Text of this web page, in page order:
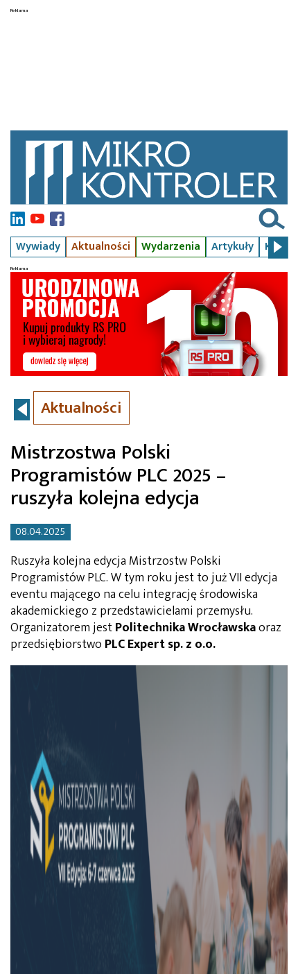
Wywiady Aktualności Wydarzenia Artykuły Kursy
Aktualności
Mistrzostwa Polski
Programistów PLC 2025 –
ruszyła kolejna edycja
08.04.2025
Ruszyła kolejna edycja Mistrzostw Polski
Programistów PLC. W tym roku jest to już VII edycja
eventu mającego na celu integrację środowiska
akademickiego z przedstawicielami przemysłu.
Organizatorem jestPolitechnika Wrocławskaoraz
przedsiębiorstwo PLC Expert sp. z o.o.